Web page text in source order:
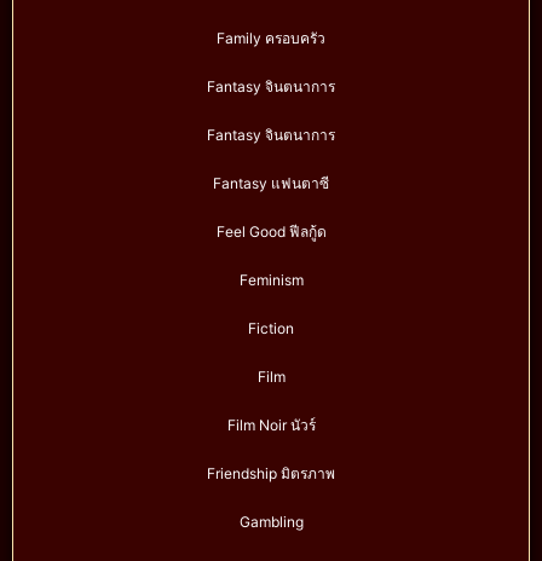
Family ครอบครัว
Fantasy จินตนาการ
Fantasy จินตนาการ
Fantasy แฟนตาซี
Feel Good ฟีลกู้ด
Feminism
Fiction
Film
Film Noir นัวร์
Friendship มิตรภาพ
Gambling